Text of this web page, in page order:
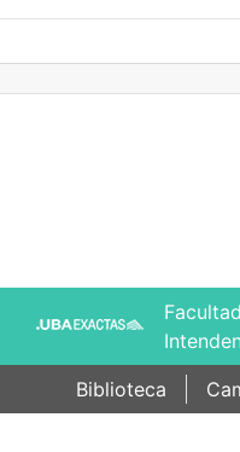
Biblioteca